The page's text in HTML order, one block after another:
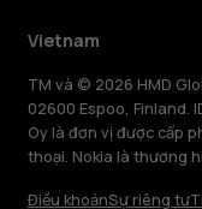
Vietnam
TM và © 2026 HMD
02600 Espoo, Finland.
Oy là đơn vị được cấp
thoại. Nokia là thương
Điều khoảnSự riêng tư